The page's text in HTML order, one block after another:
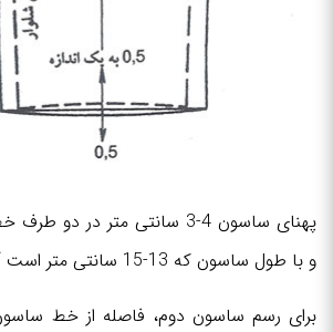
پهنای ساسون 4-3 سانتی متر در
و با طول ساسون که 13-15 سانتی متر است آن را رسم کنید.
برای رسم ساسون دوم، فاصله از خط